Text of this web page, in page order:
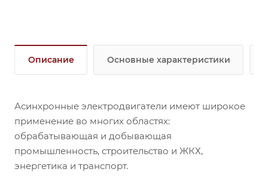
Описание Основные характеристики
Асинхронные электродвигатели имеют широкое
применение во многих областях:
обрабатывающая и добывающая
промышленность, строительство и ЖКХ,
энергетика и транспорт.